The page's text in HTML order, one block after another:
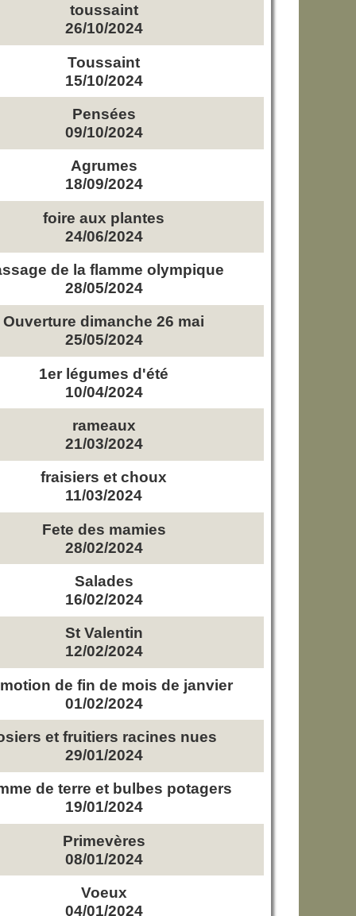
toussaint
26/10/2024
Toussaint
15/10/2024
Pensées
09/10/2024
Agrumes
18/09/2024
foire aux plantes
24/06/2024
de la flamme olympique
28/05/2024
Ouverture dimanche 26 mai
25/05/2024
1er légumes d'été
10/04/2024
rameaux
21/03/2024
fraisiers et choux
11/03/2024
Fete des mamies
28/02/2024
Salades
16/02/2024
St Valentin
12/02/2024
de fin de mois de janvier
01/02/2024
et fruitiers racines nues
29/01/2024
de terre et bulbes potagers
19/01/2024
Primevères
08/01/2024
Voeux
04/01/2024